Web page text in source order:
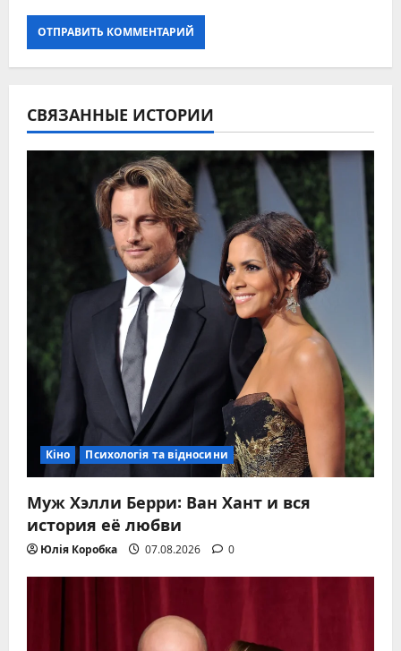
СВЯЗАННЫЕ ИСТОРИИ
Кіно Психологія та відносини
Муж Хэлли Берри: Ван Хант и вся
история её любви
Юлія Коробка 07.08.2026 0